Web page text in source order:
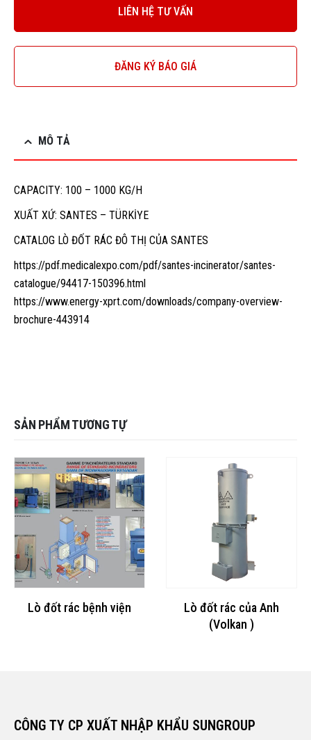
LIÊN HỆ TƯ VẤN
ĐĂNG KÝ BÁO GIÁ
MÔ TẢ
CAPACITY: 100 – 1000 KG/H
XUẤT XỨ: SANTES – TÜRKİYE
CATALOG LÒ ĐỐT RÁC ĐÔ THỊ CỦA SANTES
https://pdf.medicalexpo.com/pdf/santes-incinerator/santes-
catalogue/94417-150396.html
https://www.energy-xprt.com/downloads/company-overview-
brochure-443914
SẢN PHẨM TƯƠNG TỰ
Lò đốt rác bệnh viện
Lò đốt rác của Anh
(Volkan )
CÔNG TY CP XUẤT NHẬP KHẨU SUNGROUP